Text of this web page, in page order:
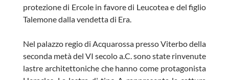
protezione di Ercole in favore di Leucotea e del figlio
Talemone dalla vendetta di Era.
Nel palazzo regio di Acquarossa presso Viterbo della
seconda metà del VI secolo a.C. sono state rinvenute
lastre architettoniche che hanno come protagonista